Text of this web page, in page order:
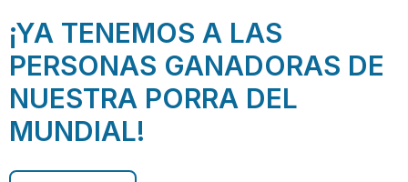
¡YA TENEMOS A LAS
PERSONAS GANADORAS DE
NUESTRA PORRA DEL
MUNDIAL!